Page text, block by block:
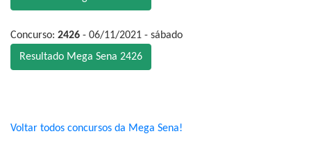
Concurso: 2426 - 06/11/2021 - sábado
Resultado Mega Sena 2426
Voltar todos concursos da Mega Sena!